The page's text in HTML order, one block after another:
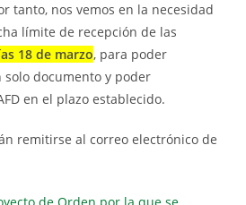
tanto, nos vemos en la necesidad
límite de recepción de las
18 de marzo, para poder
documento y poder
en el plazo establecido.
remitirse al correo electrónico de